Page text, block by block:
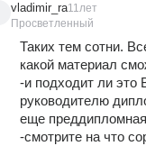
vladimir_ra
Просветленный
11лет
Таких тем сотни.
какой материал
-и подходит ли это
руководителю
еще
-смотрите на что